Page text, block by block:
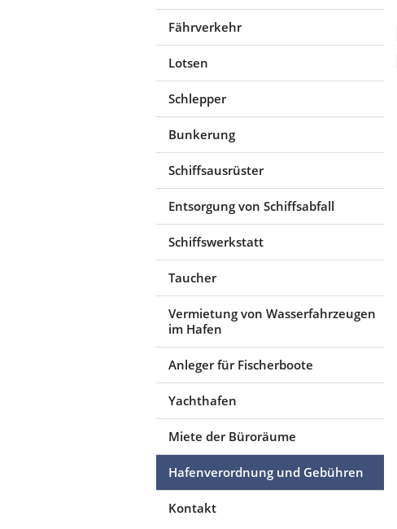
Fährverkehr
Lotsen
Schlepper
Bunkerung
Schiffsausrüster
Entsorgung von Schiffsabfall
Schiffswerkstatt
Taucher
Vermietung von Wasserfahrzeugen
im Hafen
Anleger für Fischerboote
Yachthafen
Miete der Büroräume
Hafenverordnung und Gebühren
Kontakt